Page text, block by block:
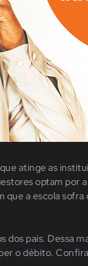
atinge as
optam por
a escola
pais. Dessa
o débito.